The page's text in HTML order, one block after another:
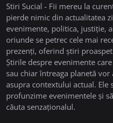
Stiri Sucial - Fii mereu la
pierde nimic din actualitatea
evenimente, politica, justiție,
oriunde se petrec cele mai
prezenți, oferind știri
Știrile despre evenimente
sau chiar întreaga planetă
asupra contextului actual. Ele
profunzime evenimentele și
căuta senzaționalul.